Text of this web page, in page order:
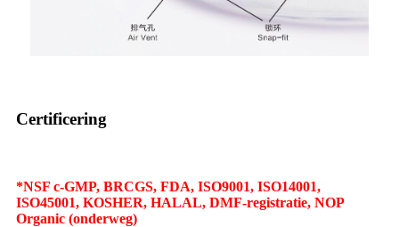
Certificering
*NSF c-GMP, BRCGS, FDA, ISO9001, ISO14001,
ISO45001, KOSHER, HALAL, DMF-registratie, NOP
Organic (onderweg)